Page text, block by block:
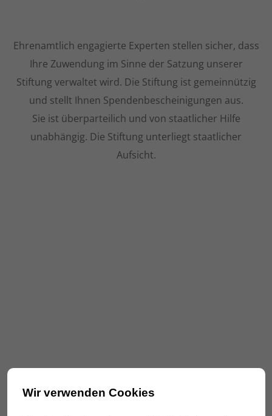
Ehrenamtlich engagierte Experten stellen sicher, dass
Ihre Zuwendung im Sinne der Satzung unserer
Stiftung verwaltet wird. Die Stiftung ist gemeinnützig
und stellt Ihnen Spendenbescheinigungen aus.
Sie ist überparteilich und von staatlicher Hilfe
unabhängig. Die Stiftung unterliegt staatlicher
Aufsicht.
Wir verwenden Cookies